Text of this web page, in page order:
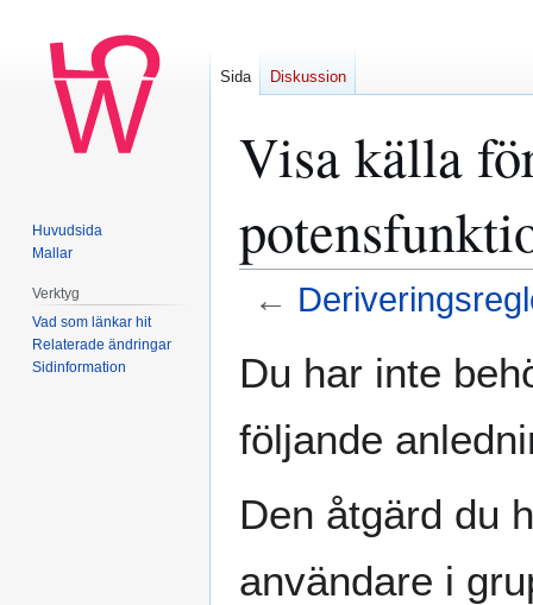
Visa källa
←
Du har inte
följande
Den åtgärd du
användare i
Sida Diskussion
Huvudsida
Mallar
Verktyg
Vad som länkar hit
Relaterade ändringar
Sidinformation